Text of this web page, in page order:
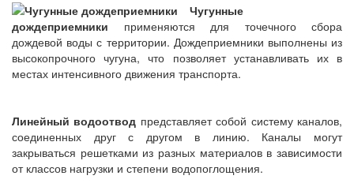
Чугунные
дождеприемники применяются для точечного сбора
дождевой воды с территории. Дождеприемники выполнены из
высокопрочного чугуна, что позволяет устанавливать их в
местах интенсивного движения транспорта.
Линейный водоотвод представляет собой систему каналов,
соединенных друг с другом в линию. Каналы могут
закрываться решетками из разных материалов в зависимости
от классов нагрузки и степени водопоглощения.